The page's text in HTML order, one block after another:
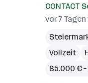
CONTACT
vor 7
Vollzeit
85.000 €